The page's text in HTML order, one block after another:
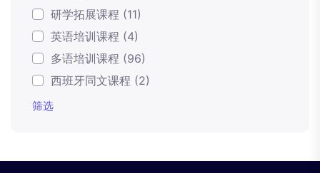
研学拓展课程 (11)
英语培训课程 (4)
多语培训课程 (96)
西班牙同文课程 (2)
筛选